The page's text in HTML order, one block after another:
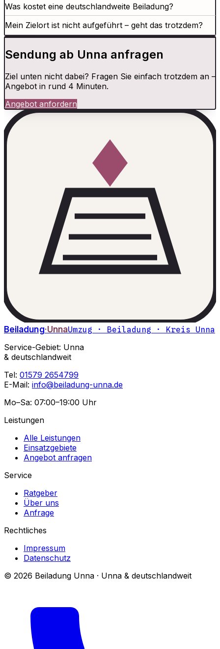
Was kostet eine deutschlandweite Beiladung?
Mein Zielort ist nicht aufgeführt – geht das trotzdem?
Sendung ab Unna anfragen
Ziel unten nicht dabei? Fragen Sie einfach trotzdem an –
Angebot in rund 4 Minuten.
Angebot anfordern
Beiladung·UnnaUmzug · Beiladung · Kreis Unna
Service-Gebiet: Unna
& deutschlandweit
Tel: 01579 2654799
E-Mail: info@beiladung-unna.de
Mo–Sa: 07:00–19:00 Uhr
Leistungen
Alle Leistungen
Einsatzgebiete
Angebot anfragen
Service
Ratgeber
Über uns
Anfrage
Rechtliches
Impressum
Datenschutz
© 2026 Beiladung Unna · Unna & deutschlandweit